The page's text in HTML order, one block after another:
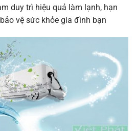
duy trì hiệu quả làm lạnh, hạn
vệ sức khỏe gia đình bạn